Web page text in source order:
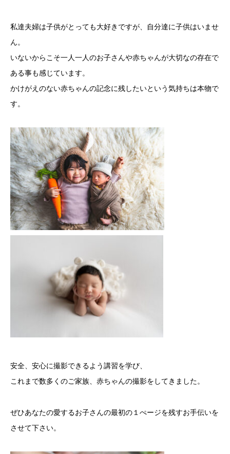
私達夫婦は子供がとっても大好きですが、自分達に子供はいませ
ん。
いないからこそ一人一人のお子さんや赤ちゃんが大切なの存在で
ある事も感じています。
かけがえのない赤ちゃんの記念に残したいという気持ちは本物で
す。
安全、安心に撮影できるよう講習を学び、
これまで数多くのご家族、赤ちゃんの撮影をしてきました。
ぜひあなたの愛するお子さんの最初の１ぺージを残すお手伝いを
させて下さい。